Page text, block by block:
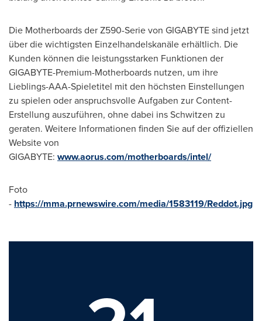
Die Motherboards der Z590-Serie von GIGABYTE sind jetzt
über die wichtigsten Einzelhandelskanäle erhältlich. Die
Kunden können die leistungsstarken Funktionen der
GIGABYTE-Premium-Motherboards nutzen, um ihre
Lieblings-AAA-Spieletitel mit den höchsten Einstellungen
zu spielen oder anspruchsvolle Aufgaben zur Content-
Erstellung auszuführen, ohne dabei ins Schwitzen zu
geraten. Weitere Informationen finden Sie auf der offiziellen
Website von
GIGABYTE: www.aorus.com/motherboards/intel/
Foto
- https://mma.prnewswire.com/media/1583119/Reddot.jpg